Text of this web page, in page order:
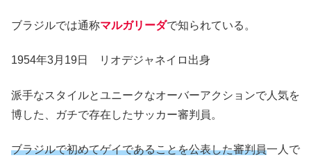
ブラジルでは通称マルガリーダで知られている。
1954年3月19日 リオデジャネイロ出身
派手なスタイルとユニークなオーバーアクションで人気を
博した、ガチで存在したサッカー審判員。
ブラジルで初めてゲイであることを公表した審判員一人で